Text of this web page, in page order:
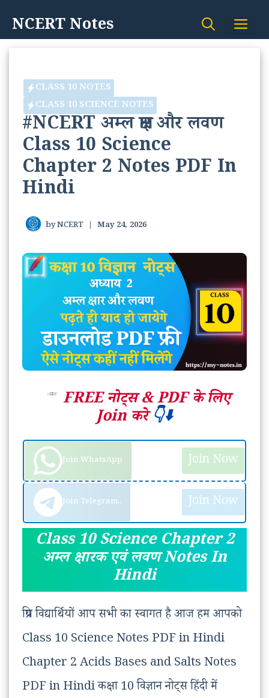
content
NCERT Notes
CLASS 10 NOTES
CLASS 10 SCIENCE NOTES
#NCERT अम्ल क्षार और लवण
Class 10 Science
Chapter 2 Notes PDF In
Hindi
byNCERT | May 24, 2026
FREE नोट्स &PDF के लिए
Join करे👇⬇️
Join WhatsApp Join Now
Join Telegram.. Join Now
Class 10 Science Chapter 2
अम्ल क्षारक एवं लवण Notes In
Hindi
प्रिय विद्यार्थियों आप सभी का स्वागत है आज हम आपको
Class 10 Science Notes PDF in Hindi
Chapter 2 Acids Bases and Salts Notes
PDF in Hindi कक्षा 10 विज्ञान नोट्स हिंदी में